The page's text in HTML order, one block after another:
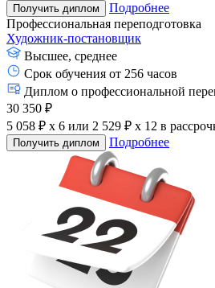
Получить диплом
Подробнее
Профессиональная переподготовка
Художник-постановщик
Высшее, среднее
Срок обучения от 256 часов
Диплом о профессиональной
30 350 ₽
5 058 ₽ x 6 или 2 529 ₽ x 12 в
Получить диплом Подробнее